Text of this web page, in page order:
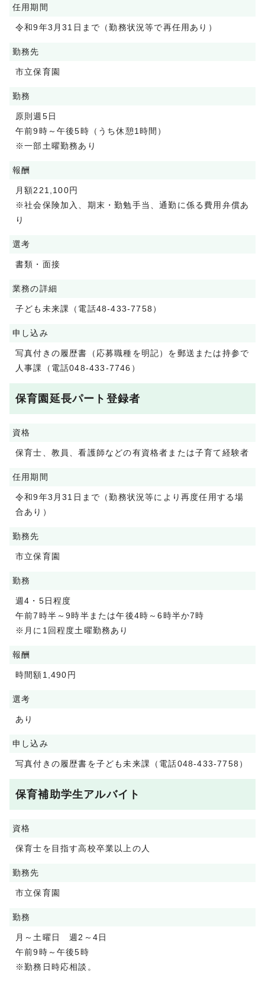
任用期間
令和9年3月31日まで（勤務状況等で再任用あり）
勤務先
市立保育園
勤務
原則週5日
午前9時～午後5時（うち休憩1時間）
※一部土曜勤務あり
報酬
月額221,100円
※社会保険加入、期末・勤勉手当、通勤に係る費用弁償あ
り
選考
書類・面接
業務の詳細
子ども未来課（電話48-433-7758）
申し込み
写真付きの履歴書（応募職種を明記）を郵送または持参で
人事課（電話048-433-7746）
保育園延長パート登録者
資格
保育士、教員、看護師などの有資格者または子育て経験者
任用期間
令和9年3月31日まで（勤務状況等により再度任用する場
合あり）
勤務先
市立保育園
勤務
週4・5日程度
午前7時半～9時半または午後4時～6時半か7時
※月に1回程度土曜勤務あり
報酬
時間額1,490円
選考
あり
申し込み
写真付きの履歴書を子ども未来課（電話048-433-7758）
保育補助学生アルバイト
資格
保育士を目指す高校卒業以上の人
勤務先
市立保育園
勤務
月～土曜日 週2～4日
午前9時～午後5時
※勤務日時応相談。